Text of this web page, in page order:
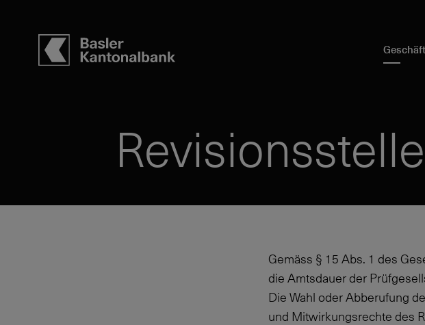
Revisionsstelle
Gemäss § 15 Abs. 1 des
die Amtsdauer der
Die Wahl oder Abberufung
und Mitwirkungsrechte des